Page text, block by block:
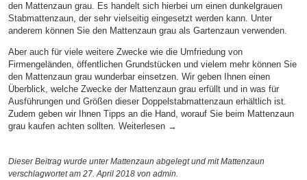
den Mattenzaun grau. Es handelt sich hierbei um einen dunkelgrauen
Stabmattenzaun, der sehr vielseitig eingesetzt werden kann. Unter
anderem können Sie den Mattenzaun grau als Gartenzaun verwenden.
Aber auch für viele weitere Zwecke wie die Umfriedung von
Firmengeländen, öffentlichen Grundstücken und vielem mehr können Sie
den Mattenzaun grau wunderbar einsetzen. Wir geben Ihnen einen
Überblick, welche Zwecke der Mattenzaun grau erfüllt und in was für
Ausführungen und Größen dieser Doppelstabmattenzaun erhältlich ist.
Zudem geben wir Ihnen Tipps an die Hand, worauf Sie beim Mattenzaun
grau kaufen achten sollten. Weiterlesen →
Dieser Beitrag wurde unterMattenzaun abgelegt und mitMattenzaun
verschlagwortet am 27. April 2018 von admin.